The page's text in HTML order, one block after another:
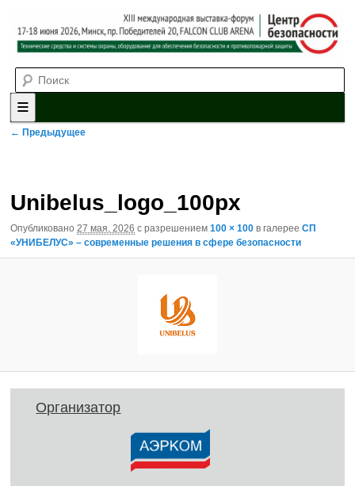
XII международная выставка-
форум «Центр безопасности»
систем охраны, оборудования для обеспечения безопасности и
противопожарной защиты. 4-5 июня 2025, Минск, пр. Победителей,
20
Главное меню
Перейти к основному содержимому
Перейти к дополнительному содержимому
Навигация по изображениям
← Предыдущее
Unibelus_logo_100px
Опубликовано 27 мая, 2026 с разрешением 100 × 100 в галерее СП
«УНИБЕЛУС» – современные решения в сфере безопасности
Организатор